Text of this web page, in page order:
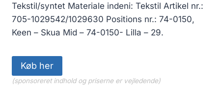
Tekstil/syntet Materiale indeni: Tekstil Artikel nr.:
705-1029542/1029630 Positions nr.: 74-0150,
Keen – Skua Mid – 74-0150- Lilla – 29.
Køb her
(sponsoreret indhold og priserne er vejledende)